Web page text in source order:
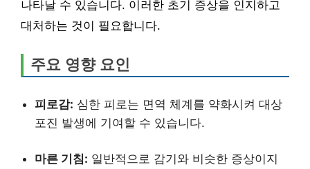
나타날 수 있습니다. 이러한 초기 증상을 인지하고
대처하는 것이 필요합니다.
주요 영향 요인
피로감: 심한 피로는 면역 체계를 약화시켜 대상
포진 발생에 기여할 수 있습니다.
마른 기침: 일반적으로 감기와 비슷한 증상이지